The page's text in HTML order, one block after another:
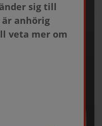
sig till
är anhörig
veta mer om